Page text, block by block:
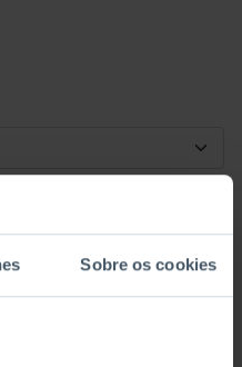
Sobre os cookies